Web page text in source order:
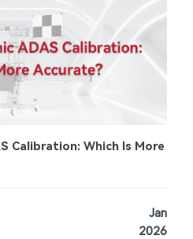
Calibration: Which Is More
Jan
2026